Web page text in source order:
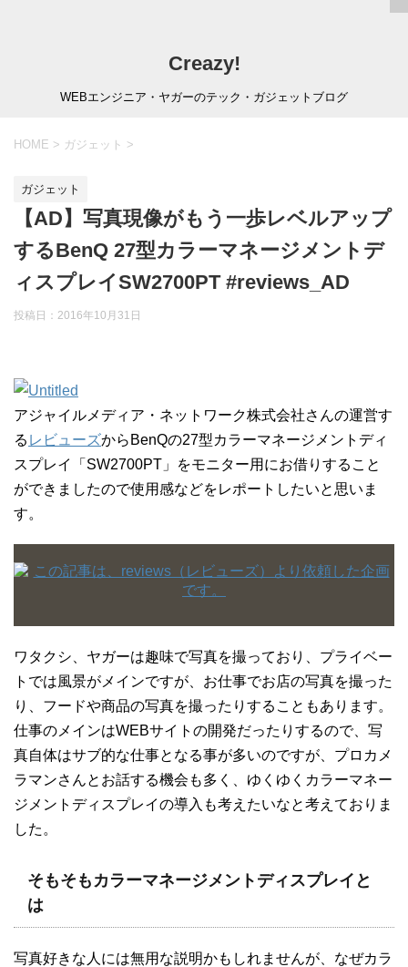
Creazy!
WEBエンジニア・ヤガーのテック・ガジェットブログ
HOME > ガジェット >
ガジェット
【AD】写真現像がもう一歩レベルアップ
するBenQ 27型カラーマネージメントデ
ィスプレイSW2700PT #reviews_AD
投稿日： 2016年10月31日
アジャイルメディア・ネットワーク株式会社さんの運営す
る レビューズからBenQの27型カラーマネージメントディ
スプレイ「SW2700PT」をモニター用にお借りすること
ができましたので使用感などをレポートしたいと思いま
す。
ワタクシ、ヤガーは趣味で写真を撮っており、プライベー
トでは風景がメインですが、お仕事でお店の写真を撮った
り、フードや商品の写真を撮ったりすることもあります。
仕事のメインはWEBサイトの開発だったりするので、写
真自体はサブ的な仕事となる事が多いのですが、プロカメ
ラマンさんとお話する機会も多く、ゆくゆくカラーマネー
ジメントディスプレイの導入も考えたいなと考えておりま
した。
そもそもカラーマネージメントディスプレイと
は
写真好きな人には無用な説明かもしれませんが、なぜカラ